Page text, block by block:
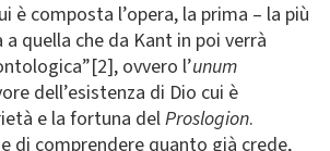
è composta l’opera, la prima – la più
quella che da Kant in poi verrà
ovvero l’unum
dell’esistenza di Dio cui è
e la fortuna delProslogion.
di comprendere quanto già crede,